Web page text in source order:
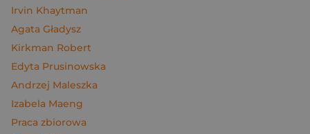
Irvin Khaytman
Agata Gładysz
Kirkman Robert
Edyta Prusinowska
Andrzej Maleszka
Izabela Maeng
Praca zbiorowa